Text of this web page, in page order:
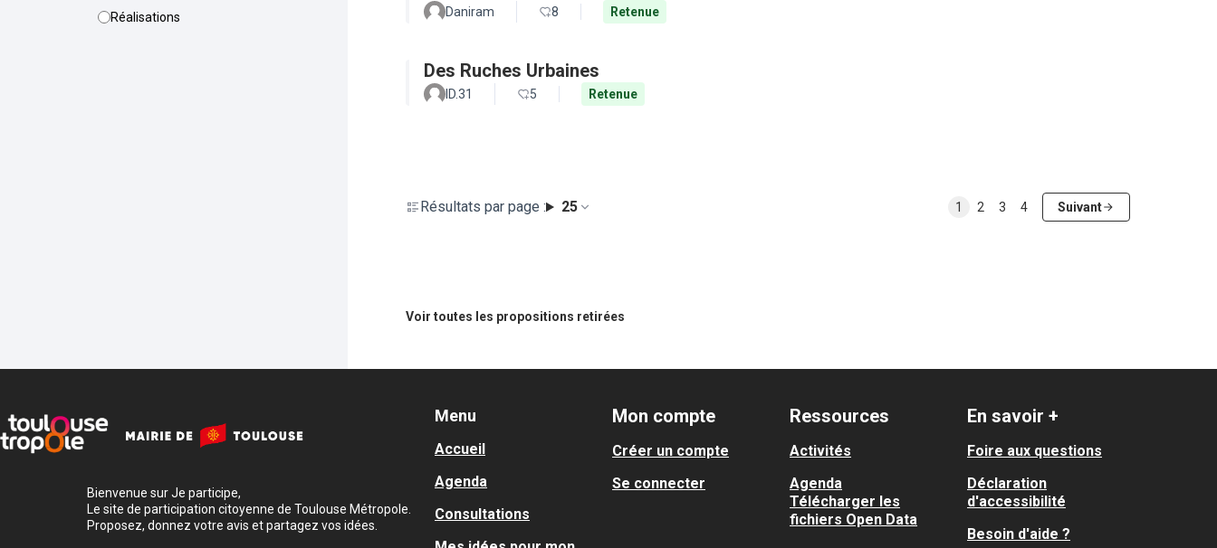
Réalisations Daniram 8 Retenue
Des Ruches Urbaines
ID.31 5 Retenue
Résultats par page : 25 1 2 3 4 Suivant
Voir toutes les propositions retirées
Bienvenue sur Je participe,
Le site de participation citoyenne de Toulouse Métropole.
Proposez, donnez votre avis et partagez vos idées.
Menu
Accueil
Agenda
Consultations
Mon compte
Créer un compte
Se connecter
Ressources
Activités
Agenda
Télécharger les
fichiers Open Data
En savoir +
Foire aux questions
Déclaration
d'accessibilité
Besoin d'aide ?